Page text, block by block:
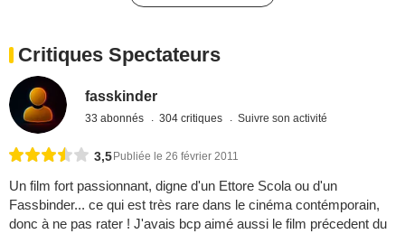
Critiques Spectateurs
fasskinder
33 abonnés 304 critiques Suivre son activité
3,5 Publiée le 26 février 2011
Un film fort passionnant, digne d'un Ettore Scola ou d'un
Fassbinder... ce qui est très rare dans le cinéma contémporain,
donc à ne pas rater ! J'avais bcp aimé aussi le film précedent du